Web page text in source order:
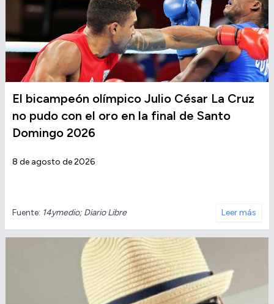
El bicampeón olímpico Julio César La Cruz
no pudo con el oro en la final de Santo
Domingo 2026
8 de agosto de 2026
Fuente: 14ymedio; Diario Libre Leer más